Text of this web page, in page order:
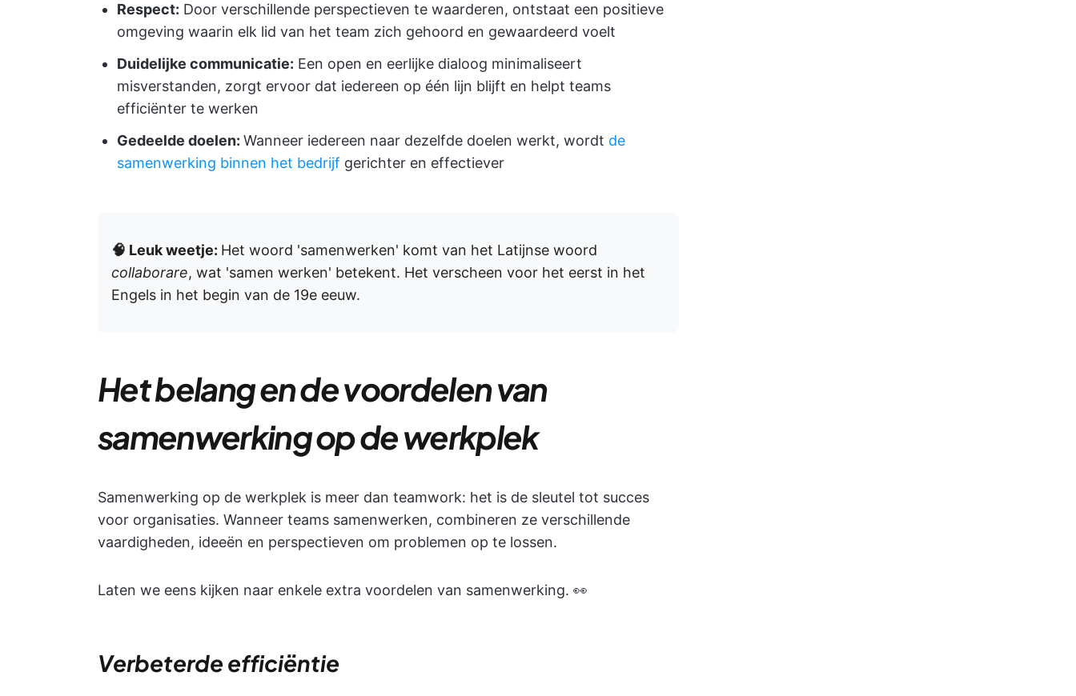
Respect: Door verschillende perspectieven te waarderen, ontstaat een positieve
omgeving waarin elk lid van het team zich gehoord en gewaardeerd voelt
Duidelijke communicatie: Een open en eerlijke dialoog minimaliseert
misverstanden, zorgt ervoor dat iedereen op één lijn blijft en helpt teams
efficiënter te werken
Gedeelde doelen: Wanneer iedereen naar dezelfde doelen werkt, wordt de
samenwerking binnen het bedrijf gerichter en effectiever
🧠 Leuk weetje: Het woord 'samenwerken' komt van het Latijnse woord
collaborare, wat 'samen werken' betekent. Het verscheen voor het eerst in het
Engels in het begin van de 19e eeuw.
Het belang en de voordelen van
samenwerking op de werkplek
Samenwerking op de werkplek is meer dan teamwork: het is de sleutel tot succes
voor organisaties. Wanneer teams samenwerken, combineren ze verschillende
vaardigheden, ideeën en perspectieven om problemen op te lossen.
Laten we eens kijken naar enkele extra voordelen van samenwerking. 👀
Verbeterde efficiëntie